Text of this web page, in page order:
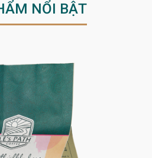
NỔI BẬT